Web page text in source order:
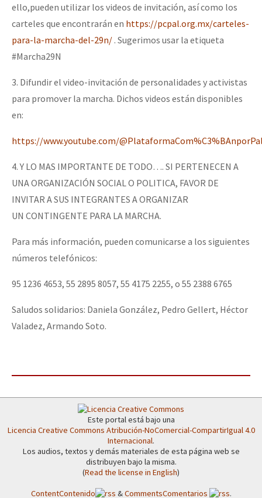
ello,pueden utilizar los videos de invitación, así como los
carteles que encontrarán en https://pcpal.org.mx/carteles-
para-la-marcha-del-29n/ . Sugerimos usar la etiqueta
#Marcha29N
3. Difundir el video-invitación de personalidades y activistas
para promover la marcha. Dichos videos están disponibles
en:
https://www.youtube.com/
4. Y LO MAS IMPORTANTE DE TODO…. SI PERTENECEN A
UNA ORGANIZACIÓN SOCIAL O POLITICA, FAVOR DE
INVITAR A SUS INTEGRANTES A ORGANIZAR
UN CONTINGENTE PARA LA MARCHA.
Para más información, pueden comunicarse a los siguientes
números telefónicos:
95 1236 4653, 55 2895 8057, 55 4175 2255, o 55 2388 6765
Saludos solidarios: Daniela González, Pedro Gellert, Héctor
Valadez, Armando Soto.
Este portal está bajo una
Licencia Creative Commons Atribución-NoComercial-CompartirIgual 4.0
Internacional.
Los audios, textos y demás materiales de esta página web se
distribuyen bajo la misma.
(Read the license in English)
ContentContenido &CommentsComentarios .